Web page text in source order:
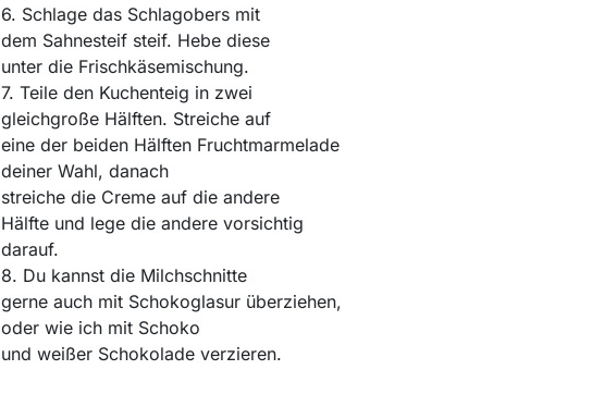
6. Schlage das Schlagobers mit
dem Sahnesteif steif. Hebe diese
unter die Frischkäsemischung.
7. Teile den Kuchenteig in zwei
gleichgroße Hälften. Streiche auf
eine der beiden Hälften Fruchtmarmelade
deiner Wahl, danach
streiche die Creme auf die andere
Hälfte und lege die andere vorsichtig
darauf.
8. Du kannst die Milchschnitte
gerne auch mit Schokoglasur überziehen,
oder wie ich mit Schoko
und weißer Schokolade verzieren.